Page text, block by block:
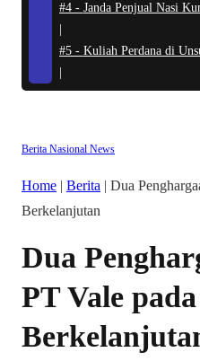
#4 - Janda Penjual Nasi
#5 - Kuliah Perdana di
Berita Nasional News
Home | Berita | Dua
Berkelanjutan
Dua
PT Vale